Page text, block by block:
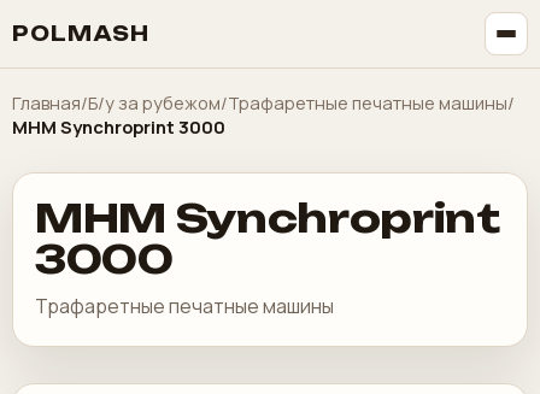
POLMASH
Главная/Б/у за рубежом/Трафаретные печатные машины/
MHM Synchroprint 3000
MHM Synchroprint
3000
Трафаретные печатные машины